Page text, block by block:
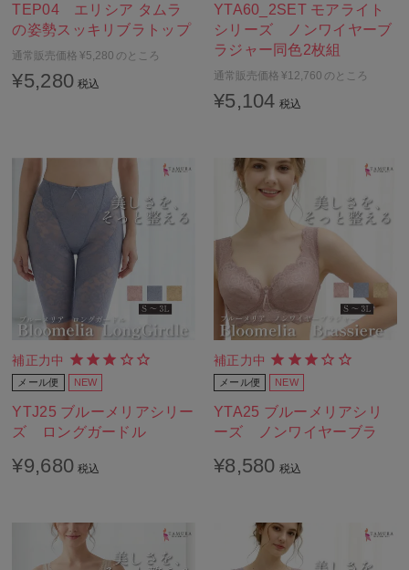
TEP04 エリシア タムラ
の姿勢スッキリブラトップ
通常販売価格 ¥5,280 のところ
¥5,280 税込
YTA60_2SET モアライト
シリーズ ノンワイヤーブ
ラジャー同色2枚組
通常販売価格 ¥12,760 のところ
¥5,104 税込
YTJ25 ブルーメリアシリー
ズ ロングガードル
補正力中
メール便 NEW
¥9,680 税込
YTA25 ブルーメリアシリ
ーズ ノンワイヤーブラ
補正力中
メール便 NEW
¥8,580 税込